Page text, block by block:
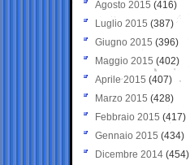
Agosto 2015 (416)
Luglio 2015 (387)
Giugno 2015 (396)
Maggio 2015 (402)
Aprile 2015 (407)
Marzo 2015 (428)
Febbraio 2015 (417)
Gennaio 2015 (434)
Dicembre 2014 (454)